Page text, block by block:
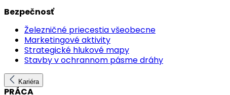
Bezpečnosť
Železničné priecestia všeobecne
Marketingové aktivity
Strategické hlukové mapy
Stavby v ochrannom pásme dráhy
Kariéra
PRÁCA